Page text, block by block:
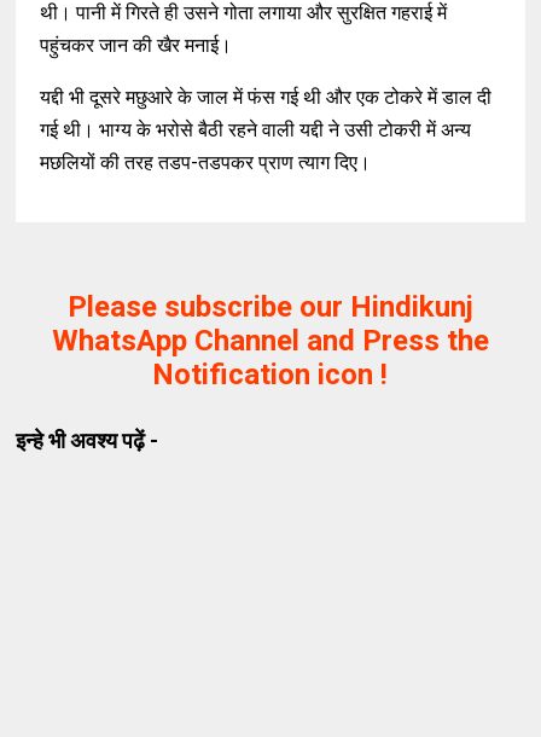
थी। पानी में गिरते ही उसने गोता लगाया और सुरक्षित गहराई में
पहुंचकर जान की खैर मनाई।
यद्दी भी दूसरे मछुआरे के जाल में फंस गई थी और एक टोकरे में डाल दी
गई थी। भाग्य के भरोसे बैठी रहने वाली यद्दी ने उसी टोकरी में अन्य
मछलियों की तरह तडप-तडपकर प्राण त्याग दिए।
Please subscribe our Hindikunj
WhatsApp Channel and Press the
Notification icon !
इन्हे भी अवश्य पढ़ें -